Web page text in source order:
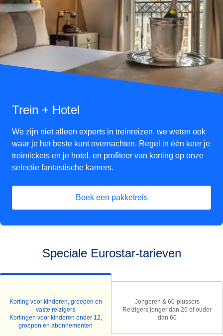
Trein + Hotel
We zijn niet alleen experts in treinreizen, we weten ook
waar je het beste kunt overnachten. Regel in één keer je
treintickets en je hotel, en profiteer van korting op onze
selectie fantastische kamers.
Boek een pakketreis
(opent in een nieuwe tab
Speciale Eurostar-tarieven
Korting voor kinderen, groepen en
vaste reizigers
Kortingen voor kinderen onder 12,
groepen en abonnementen
Jongeren & 60-plussers
Reizigers jonger dan 26 of ouder
dan 60